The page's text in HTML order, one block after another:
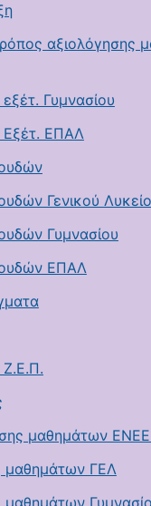
αξιολόγησης
Γυμνασίου
Εξέτ. ΕΠΑΛ
Γενικού
Γυμνασίου
ΕΠΑΛ
Ζ.Ε.Π.
μαθημάτων
μαθημάτων ΓΕΛ